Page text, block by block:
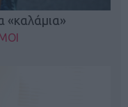
«καλάμια»